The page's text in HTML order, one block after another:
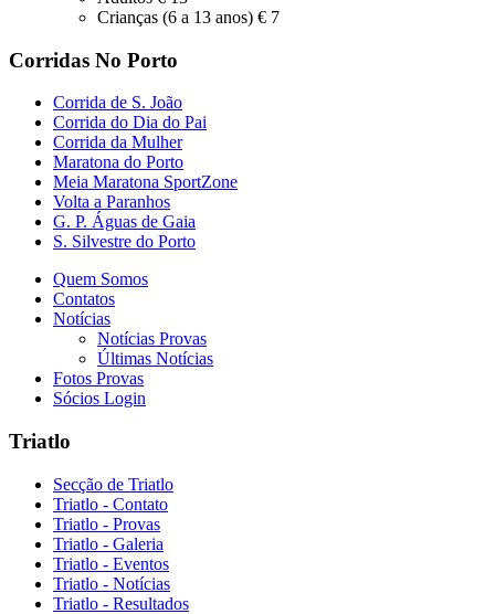
Crianças (6 a 13 anos) € 7
Corridas No Porto
Corrida de S. João
Corrida do Dia do Pai
Corrida da Mulher
Maratona do Porto
Meia Maratona SportZone
Volta a Paranhos
G. P. Águas de Gaia
S. Silvestre do Porto
Quem Somos
Contatos
Notícias
Notícias Provas
Últimas Notícias
Fotos Provas
Sócios Login
Triatlo
Secção de Triatlo
Triatlo - Contato
Triatlo - Provas
Triatlo - Galeria
Triatlo - Eventos
Triatlo - Notícias
Triatlo - Resultados